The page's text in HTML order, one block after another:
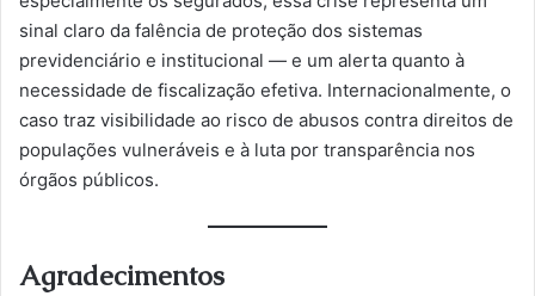
sinal claro da falência de proteção dos sistemas
previdenciário e institucional — e um alerta quanto à
necessidade de fiscalização efetiva. Internacionalmente, o
caso traz visibilidade ao risco de abusos contra direitos de
populações vulneráveis e à luta por transparência nos
órgãos públicos.
Agradecimentos